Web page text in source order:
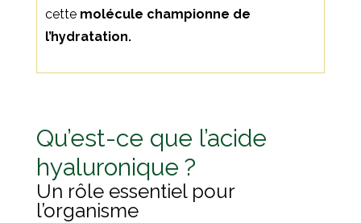
cette molécule championne de
l’hydratation.
Qu’est-ce que l’acide
hyaluronique ?
Un rôle essentiel pour
l’organisme